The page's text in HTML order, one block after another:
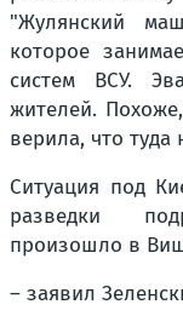
"Жулянский
которое
систем ВСУ.
жителей.
верила, что туда
Ситуация под
разведки
произошло в
– заявил